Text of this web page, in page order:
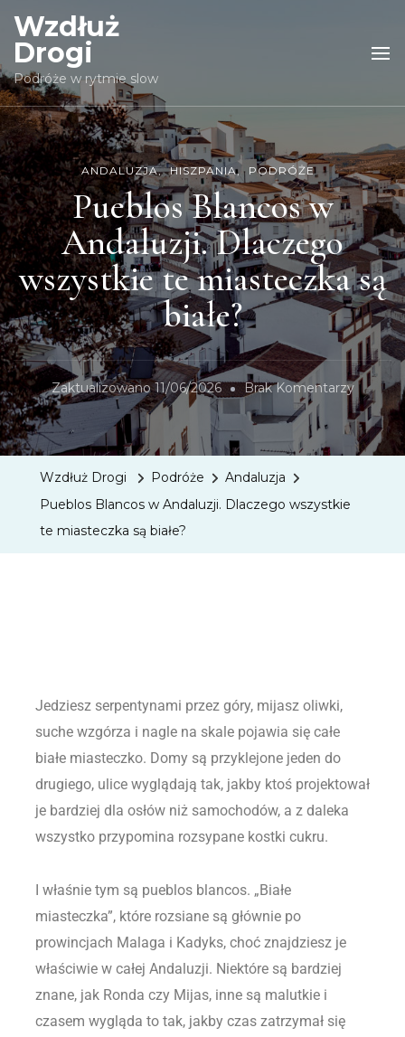
Wzdłuż
Drogi
Podróże w rytmie slow
ANDALUZJA HISZPANIA PODRÓŻE
Pueblos Blancos w
Andaluzji. Dlaczego
wszystkie te miasteczka są
białe?
Zaktualizowano11/06/2026 Brak Komentarzy
Wzdłuż Drogi Podróże
Andaluzja
Pueblos Blancos w Andaluzji. Dlaczego wszystkie
te miasteczka są białe?
Jedziesz serpentynami przez góry, mijasz oliwki,
suche wzgórza i nagle na skale pojawia się całe
białe miasteczko. Domy są przyklejone jeden do
drugiego, ulice wyglądają tak, jakby ktoś projektował
je bardziej dla osłów niż samochodów, a z daleka
wszystko przypomina rozsypane kostki cukru.
I właśnie tym są pueblos blancos. „Białe
miasteczka”, które rozsiane są głównie po
prowincjach Malaga i Kadyks, choć znajdziesz je
właściwie w całej Andaluzji. Niektóre są bardziej
znane, jak Ronda czy Mijas, inne są malutkie i
czasem wygląda to tak, jakby czas zatrzymał się